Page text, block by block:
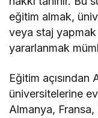
eğitim almak,
veya staj yapmak
yararlanmak
Eğitim açısından
üniversitelerine
Almanya,